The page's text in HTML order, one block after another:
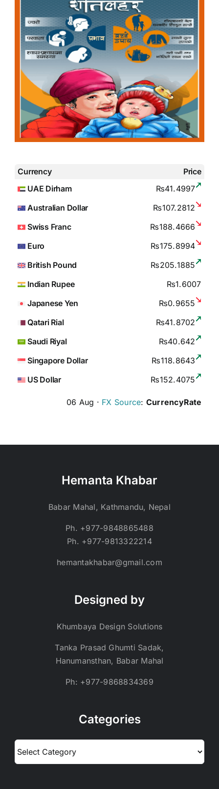
Currency
Price
UAE Dirham
₨41.4997
Australian Dollar
₨107.2812
Swiss Franc
₨188.4666
Euro
₨175.8994
British Pound
₨205.1885
Indian Rupee
₨1.6007
Japanese Yen
₨0.9655
Qatari Rial
₨41.8702
Saudi Riyal
₨40.642
Singapore Dollar
₨118.8643
US Dollar
₨152.4075
06 Aug · FX Source: CurrencyRate
Hemanta Khabar
Babar Mahal, Kathmandu, Nepal
Ph. +977-9848865488
Ph. +977-9813322214
hemantakhabar@gmail.com
Designed by
Khumbaya Design Solutions
Tanka Prasad Ghumti Sadak,
Hanumansthan, Babar Mahal
Ph: +977-9868834369
Categories
Categories